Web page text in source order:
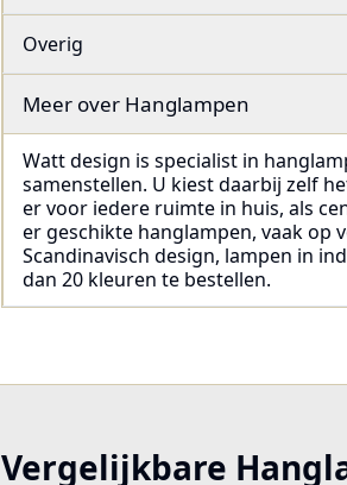
Overig
Meer over Hanglampen
Watt design is specialist in
samenstellen. U kiest daarbij zelf
er voor iedere ruimte in huis, als
er geschikte hanglampen, vaak op
Scandinavisch design, lampen in
dan 20 kleuren te bestellen.
Vergelijkbare